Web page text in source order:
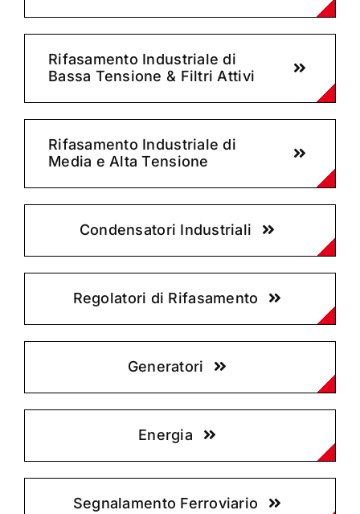
Rifasamento Industriale di
Bassa Tensione & Filtri Attivi
Rifasamento Industriale di
Media e Alta Tensione
Condensatori Industriali
Regolatori di Rifasamento
Generatori
Energia
Segnalamento Ferroviario